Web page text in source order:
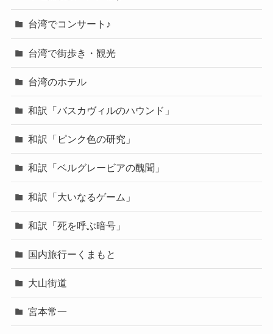
台湾でコンサート♪
台湾で街歩き・観光
台湾のホテル
和訳「バスカヴィルのハウンド」
和訳「ピンク色の研究」
和訳「ベルグレービアの醜聞」
和訳「大いなるゲーム」
和訳「死を呼ぶ暗号」
国内旅行ーくまもと
大山街道
宮本常一